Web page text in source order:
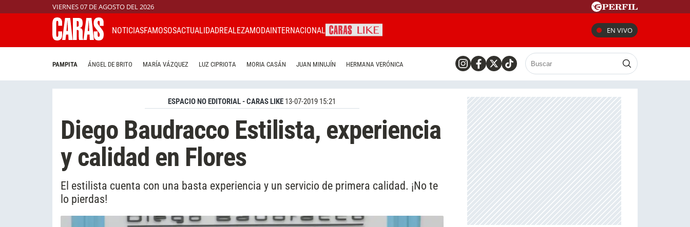
VIERNES 07 DE AGOSTO DEL 2026
NOTICIASFAMOSOSACTUALIDADREALEZAMODAINTERNACIONAL EN VIVO
PAMPITA ÁNGEL DE BRITO MARÍA VÁZQUEZ LUZ CIPRIOTA MORIA CASÁN JUAN MINUJÍN HERMANA VERÓNICA
ESPACIO NO EDITORIAL - CARAS LIKE 13-07-2019 15:21
Diego Baudracco Estilista, experiencia
y calidad en Flores
El estilista cuenta con una basta experiencia y un servicio de primera calidad. ¡No te
lo pierdas!